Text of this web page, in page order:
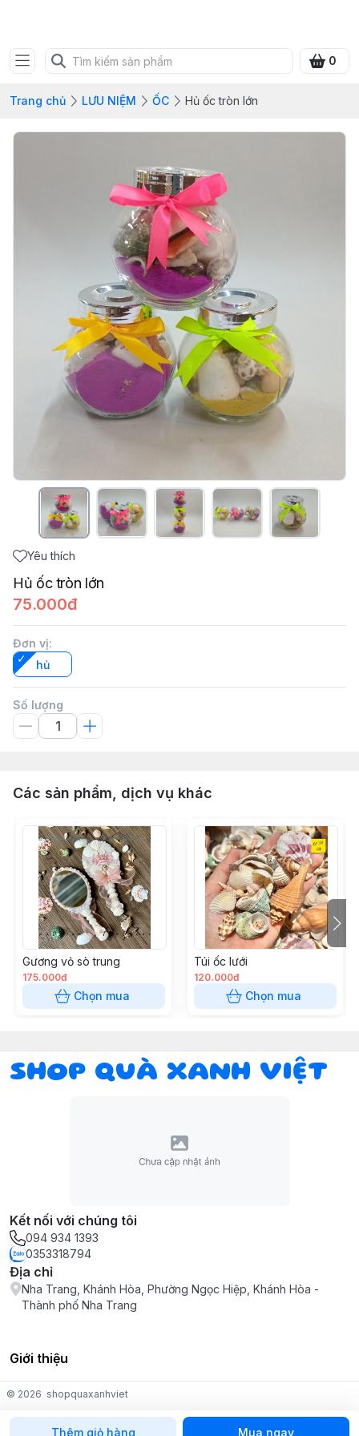
0
Trang chủ LƯU NIỆM ỐC Hủ ốc tròn lớn
Yêu thích
Hủ ốc tròn lớn
75.000đ
Đơn vị:
hủ
Số lượng
Thêm giỏ hàng Mua ngay
Các sản phẩm, dịch vụ khác
Gương vỏ sò trung
175.000đ
Chọn mua
Túi ốc lưới
120.000đ
Chọn mua
SHOP QUÀ XANH VIỆT
Kết nối với chúng tôi
094 934 1393
0353318794
Địa chỉ
Nha Trang, Khánh Hòa, Phường Ngọc Hiệp, Khánh Hòa -
Thành phố Nha Trang
Giới thiệu
© 2026 shopquaxanhviet